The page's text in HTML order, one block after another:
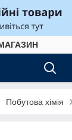
Побутова хімія